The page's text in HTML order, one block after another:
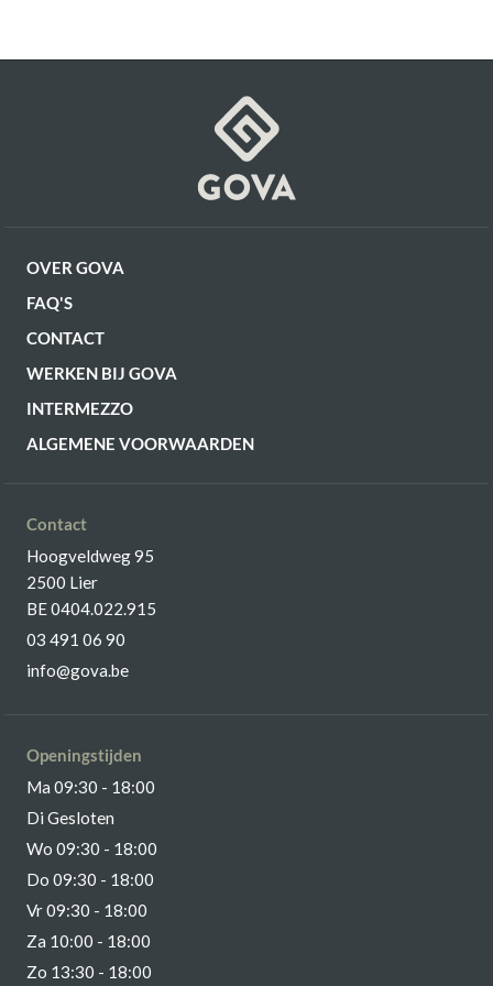
8.2 kg
Montage
G12150115755
OVER GOVA
FAQ'S
CONTACT
WERKEN BIJ GOVA
INTERMEZZO
ALGEMENE VOORWAARDEN
Contact
Hoogveldweg 95
2500 Lier
BE 0404.022.915
03 491 06 90
info@gova.be
Openingstijden
Ma 09:30 - 18:00
Di Gesloten
Wo 09:30 - 18:00
Do 09:30 - 18:00
Vr 09:30 - 18:00
Za 10:00 - 18:00
Zo 13:30 - 18:00